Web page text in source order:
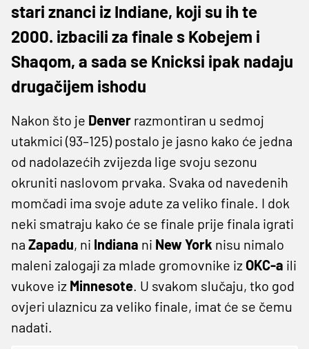
stari znanci iz Indiane, koji su ih te
2000. izbacili za finale s Kobejem i
Shaqom, a sada se Knicksi ipak nadaju
drugačijem ishodu
Nakon što je Denver razmontiran u sedmoj
utakmici (93–125) postalo je jasno kako će jedna
od nadolazećih zvijezda lige svoju sezonu
okruniti naslovom prvaka. Svaka od navedenih
momčadi ima svoje adute za veliko finale. I dok
neki smatraju kako će se finale prije finala igrati
na Zapadu, ni Indiana ni New York nisu nimalo
maleni zalogaji za mlade gromovnike iz OKC-a ili
vukove iz Minnesote. U svakom slučaju, tko god
ovjeri ulaznicu za veliko finale, imat će se čemu
nadati.